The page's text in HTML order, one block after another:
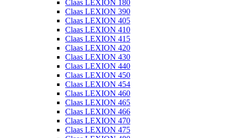
Claas LEXION 180
Claas LEXION 390
Claas LEXION 405
Claas LEXION 410
Claas LEXION 415
Claas LEXION 420
Claas LEXION 430
Claas LEXION 440
Claas LEXION 450
Claas LEXION 454
Claas LEXION 460
Claas LEXION 465
Claas LEXION 466
Claas LEXION 470
Claas LEXION 475